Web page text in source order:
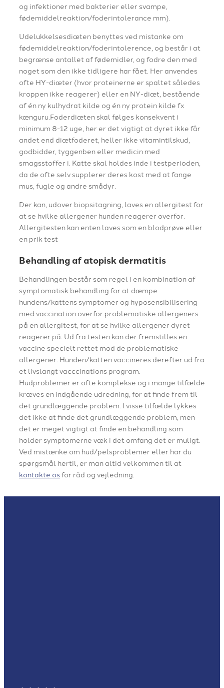
og infektioner med bakterier eller svampe,
fødemiddelreaktion/foderintolerance mm).
Udelukkelsesdiæten benyttes ved mistanke om
fødemiddelreaktion/foderintolerence, og består i at
begrænse antallet af fødemidler, og fodre den med
noget som den ikke tidligere har fået. Her anvendes
ofte HY-diæter (hvor proteinerne er spaltet således
kroppen ikke reagerer) eller en NY-diæt, bestående
af én ny kulhydrat kilde og én ny protein kilde fx
kænguru.Foderdiæten skal følges konsekvent i
minimum 8-12 uge, her er det vigtigt at dyret ikke får
andet end diætfoderet, heller ikke vitamintilskud,
godbidder, tyggenben eller medicin med
smagsstoffer i. Katte skal holdes inde i testperioden,
da de ofte selv supplerer deres kost med at fange
mus, fugle og andre smådyr.
​Der kan, udover biopsitagning, laves en allergitest for
at se hvilke allergener hunden reagerer overfor.
Allergitesten kan enten laves som en blodprøve eller
en prik test
Behandling af atopisk dermatitis​
​Behandlingen består som regel i en kombination af
symptomatisk behandling for at dæmpe
hundens/kattens symptomer og hyposensibilisering
med vaccination overfor problematiske allergeners
på en allergitest, for at se hvilke allergener dyret
reagerer på. Ud fra testen kan der fremstilles en
vaccine specielt rettet mod de problematiske
allergener. Hunden/katten vaccineres derefter ud fra
et livslangt vacccinations program​.
Hudproblemer er ofte komplekse og i mange tilfælde
kræves en indgående udredning, for at finde frem til
det grundlæggende problem. I visse tilfælde lykkes
det ikke at finde det grundlæggende problem, men
det er meget vigtigt at finde en behandling som
holder symptomerne væk i det omfang det er muligt.
Ved mistænke om hud/pelsproblemer eller har du
spørgsmål hertil, er man altid velkommen til at
kontakte os for råd og vejledning.